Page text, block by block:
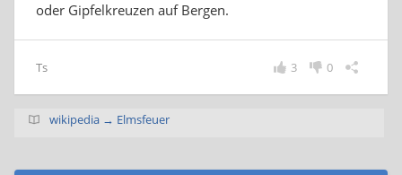
oder Gipfelkreuzen auf Bergen.
Ts 0
3
wikipedia → Elmsfeuer